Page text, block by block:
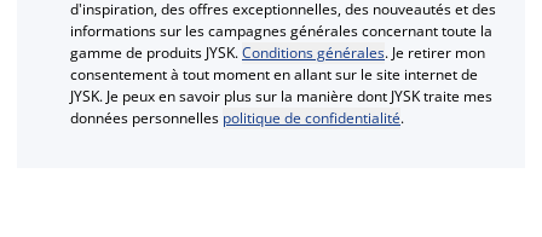
d'inspiration, des offres exceptionnelles, des nouveautés et des
informations sur les campagnes générales concernant toute la
gamme de produits JYSK.Conditions générales. Je retirer mon
consentement à tout moment en allant sur le site internet de
JYSK. Je peux en savoir plus sur la manière dont JYSK traite mes
données personnelles politique de confidentialité.